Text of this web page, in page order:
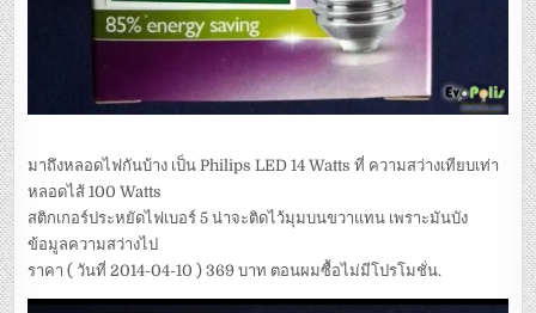
มาถึงหลอดไฟกันบ้าง เป็น Philips LED 14 Watts ที่ ความสว่างเทียบเท่า
หลอดไส้ 100 Watts
สติกเกอร์ประหยัดไฟเบอร์ 5 น่าจะติดไว้มุมบนขวาแทน เพราะมันบัง
ข้อมูลความสว่างไป
ราคา ( วันที่ 2014-04-10 ) 369 บาท ตอนผมซื้อไม่มีโปรโมชั่น.